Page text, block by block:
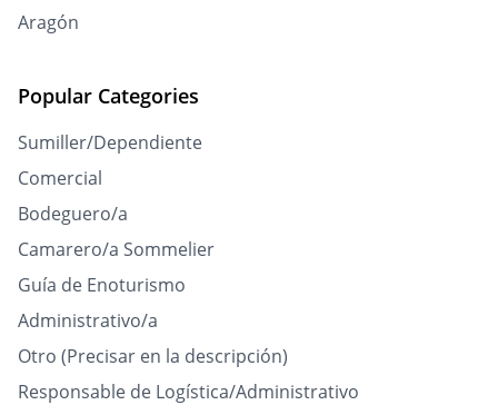
Aragón
Popular Categories
Sumiller/Dependiente
Comercial
Bodeguero/a
Camarero/a Sommelier
Guía de Enoturismo
Administrativo/a
Otro (Precisar en la descripción)
Responsable de Logística/Administrativo